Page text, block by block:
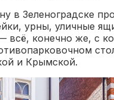
в Зеленоградске
урны, уличные
всё, конечно же, с
и Крымской.